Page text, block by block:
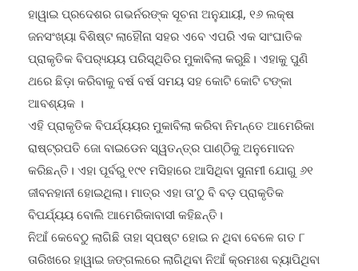
ହାୱାଇ ପ୍ରଦେଶର ଗଭର୍ନରଙ୍କ ସୂଚନା ଅନୁଯାୟୀ, ୧୬ ଲକ୍ଷ
ଜନସଂଖ୍ୟା ବିଶିଷ୍ଟ ଲାହୌନା ସହର ଏବେ ଏପରି ଏକ ସାଂଘାତିକ
ପ୍ରାକୃତିକ ବିପର‌୍ୟ୍ୟୟ ପରିସ୍ଥିତିର ମୁକାବିଲା କରୁଛି। ଏହାକୁ ପୁଣି
ଥରେ ଛିଡ଼ା କରିବାକୁ ବର୍ଷ ବର୍ଷ ସମୟ ସହ କୋଟି କୋଟି ଟଙ୍କା
ଆବଶ୍ୟକ ।
ଏହି ପ୍ରାକୃତିକ ବିପର୍ଯ୍ୟୟର ମୁକାବିଲା କରିବା ନିମନ୍ତେ ଆମେରିକା
ରାଷ୍ଟ୍ରପତି ଜୋ ବାଇଡେନ ସ୍ୱତନ୍ତ୍ର ପାଣ୍ଠିକୁ ଅନୁମୋଦନ
କରିଛନ୍ତି। ଏହା ପୂର୍ବରୁ ୧୯୧ ମସିହାରେ ଆସିଥିବା ସୁନାମୀ ଯୋଗୁ ୬୧
ଜୀବନହାନୀ ହୋଇଥିଲା। ମାତ୍ର ଏହା ତା’ଠୁ ବି ବଡ଼ ପ୍ରାକୃତିକ
ବିପର୍ଯ୍ୟୟ ବୋଲି ଆମେରିକାବାସୀ କହିଛନ୍ତି।
ନିଆଁ କେବେଠୁ ଲାଗିଛି ତାହା ସ୍ପଷ୍ଟ ହୋଇ ନ ଥିବା ବେଳେ ଗତ ୮
ତାରିଖରେ ହାୱାଇ ଜଙ୍ଗଲରେ ଲାଗିଥିବା ନିଆଁ କ୍ରମଃଶ ବ୍ୟାପିଥିବା